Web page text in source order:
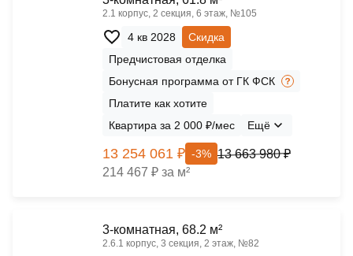
2.1 корпус, 2 секция, 6 этаж, №105
4 кв 2028
Скидка
Предчистовая отделка
Бонусная программа от ГК ФСК
Платите как хотите
Квартира за 2 000 ₽/мес
Ещё
13 254 061 ₽ -3% 13 663 980 ₽
214 467 ₽ за м²
3-комнатная, 68.2 м²
2.6.1 корпус, 3 секция, 2 этаж, №82